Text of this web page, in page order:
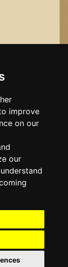
improve
on our
our